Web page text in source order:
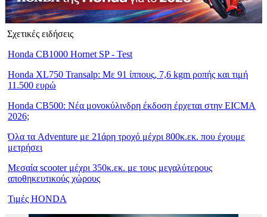
Σχετικές ειδήσεις
Honda CB1000 Hornet SP - Test
Honda XL750 Transalp: Με 91 ίππους, 7,6 kgm ροπής και τιμή
11.500 ευρώ
Honda CB500: Νέα μονοκύλινδρη έκδοση έρχεται στην EICMA
2026;
Όλα τα Adventure με 21άρη τροχό μέχρι 800κ.εκ. που έχουμε
μετρήσει
Μεσαία scooter μέχρι 350κ.εκ. με τους μεγαλύτερους
αποθηκευτικούς χώρους
Τιμές HONDA